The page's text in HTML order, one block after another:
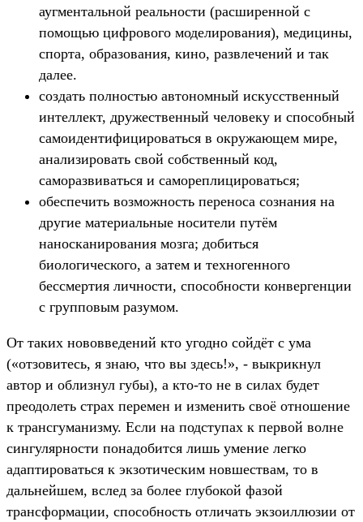
аугментальной реальности (расширенной с
помощью цифрового моделирования), медицины,
спорта, образования, кино, развлечений и так
далее.
создать полностью автономный искусственный
интеллект, дружественный человеку и способный
самоидентифицироваться в окружающем мире,
анализировать свой собственный код,
саморазвиваться и самореплицироваться;
обеспечить возможность переноса сознания на
другие материальные носители путём
наносканирования мозга; добиться
биологического, а затем и техногенного
бессмертия личности, способности конвергенции
с групповым разумом.
От таких нововведений кто угодно сойдёт с ума
(«отзовитесь, я знаю, что вы здесь!», - выкрикнул
автор и облизнул губы), а кто-то не в силах будет
преодолеть страх перемен и изменить своё отношение
к трансгуманизму. Если на подступах к первой волне
сингулярности понадобится лишь умение легко
адаптироваться к экзотическим новшествам, то в
дальнейшем, вслед за более глубокой фазой
трансформации, способность отличать экзоиллюзии от